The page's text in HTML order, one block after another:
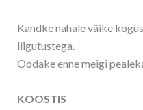
Kandke nahale väike
liigutustega.
Oodake enne meigi
KOOSTIS